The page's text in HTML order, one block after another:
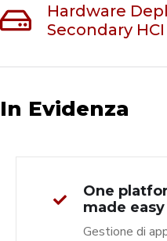
Hardware
Secondary HCI
In Evidenza
One
made easy
Gestione di